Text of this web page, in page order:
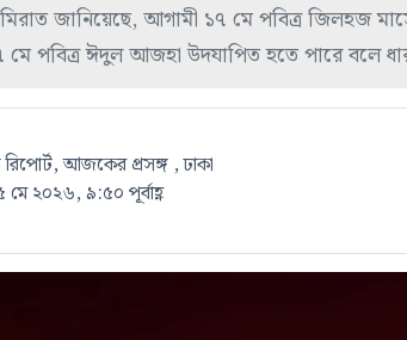
জানিয়েছে, আগামী ১৭ মে পবিত্র জিলহজ
পবিত্র ঈদুল আজহা উদযাপিত হতে পারে বলে
রিপোর্ট, আজকের প্রসঙ্গ , ঢাকা
মে ২০২৬, ৯:৫০ পূর্বাহ্ণ